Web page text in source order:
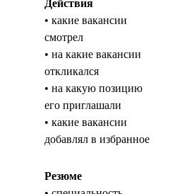
Действия
• какие вакансии
смотрел
• на какие вакансии
откликался
• на какую позицию
его приглашали
• какие вакансии
добавлял в избранное
Резюме